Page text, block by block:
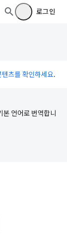
로그인
츠를 확인하세요.
언어로 번역합니